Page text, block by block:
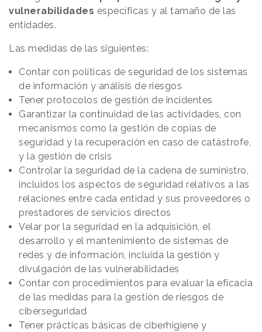
vulnerabilidades específicas y al tamaño de las
entidades.
Las medidas de las siguientes:
Contar con políticas de seguridad de los sistemas
de información y análisis de riesgos
Tener protocolos de gestión de incidentes
Garantizar la continuidad de las actividades, con
mecanismos como la gestión de copias de
seguridad y la recuperación en caso de catástrofe,
y la gestión de crisis
Controlar la seguridad de la cadena de suministro,
incluidos los aspectos de seguridad relativos a las
relaciones entre cada entidad y sus proveedores o
prestadores de servicios directos
Velar por la seguridad en la adquisición, el
desarrollo y el mantenimiento de sistemas de
redes y de información, incluida la gestión y
divulgación de las vulnerabilidades
Contar con procedimientos para evaluar la eficacia
de las medidas para la gestión de riesgos de
ciberseguridad
Tener prácticas básicas de ciberhigiene y